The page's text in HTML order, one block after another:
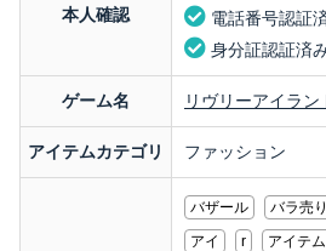
本人確認
電話番号認証
身分証認証済
ゲーム名 リヴリーアイラン
アイテムカテゴリ ファッション
バザール バラ売り
アイ
r アイテム